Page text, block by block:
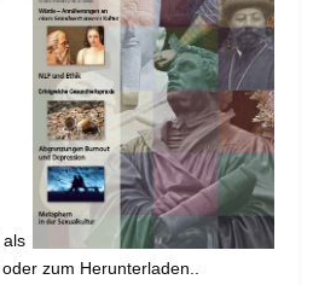
als
zum Herunterladen..